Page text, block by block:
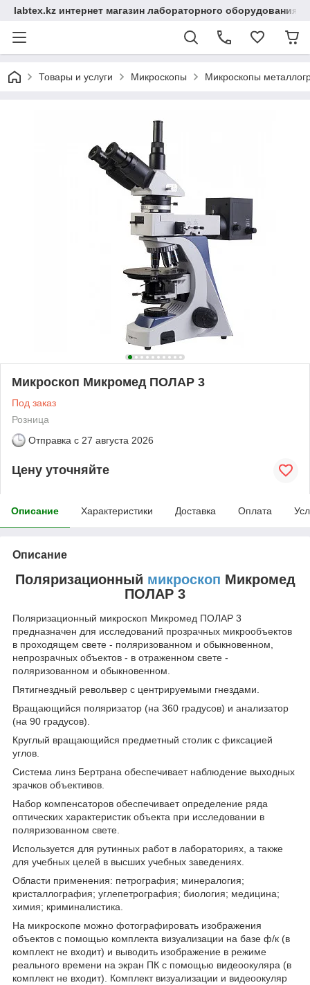
labtex.kz интернет магазин лабораторного оборудования
Товары и услуги Микроскопы Микроскопы
Микроскоп Микромед ПОЛАР 3
Под заказ
Розница
Отправка с 27 августа 2026
Цену уточняйте
Описание Характеристики Доставка Оплата
Описание
Поляризационный микроскоп Микромед
ПОЛАР 3
Поляризационный микроскоп Микромед ПОЛАР 3
предназначен для исследований прозрачных микрообъектов
в проходящем свете - поляризованном и обыкновенном,
непрозрачных объектов - в отраженном свете -
поляризованном и обыкновенном.
Пятигнездный револьвер с центрируемыми гнездами.
Вращающийся поляризатор (на 360 градусов) и анализатор
(на 90 градусов).
Круглый вращающийся предметный столик с фиксацией
углов.
Система линз Бертрана обеспечивает наблюдение выходных
зрачков объективов.
Набор компенсаторов обеспечивает определение ряда
оптических характеристик объекта при исследовании в
поляризованном свете.
Используется для рутинных работ в лабораториях, а также
для учебных целей в высших учебных заведениях.
Области применения: петрография; минералогия;
кристаллография; углепетрография; биология; медицина;
химия; криминалистика.
На микроскопе можно фотографировать изображения
объектов с помощью комплекта визуализации на базе ф/к (в
комплект не входит) и выводить изображение в режиме
реального времени на экран ПК с помощью видеоокуляра (в
комплект не входит). Комплект визуализации и видеоокуляр